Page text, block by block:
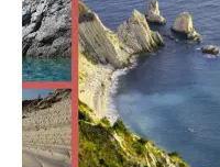
Partner
Contatti
Italiano
German
news ed eventi
ecohotel
rassegna stampa